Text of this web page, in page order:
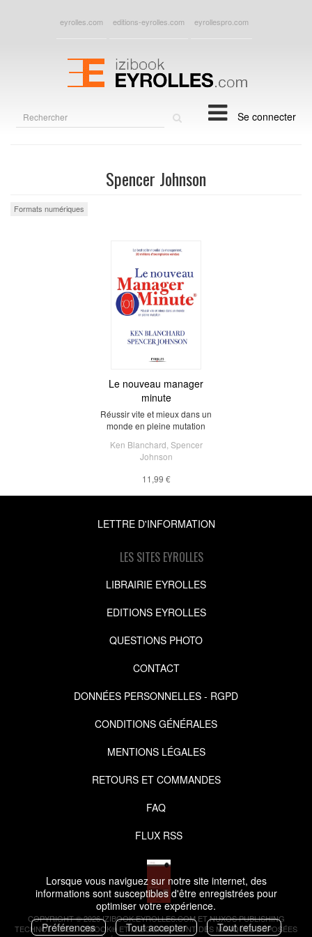
Lorsque vous naviguez sur notre site internet, des
informations sont susceptibles d'être enregistrées pour
optimiser votre expérience.
Préférences
Tout accepter Tout refuser
eyrolles.com editions-eyrolles.com eyrollespro.com
Se connecter
Spencer Johnson
Formats numériques
Le nouveau manager
minute
Réussir vite et mieux dans un
monde en pleine mutation
Ken Blanchard Spencer
Johnson
11,99 €
LETTRE D'INFORMATION
LES SITES EYROLLES
LIBRAIRIE EYROLLES
EDITIONS EYROLLES
QUESTIONS PHOTO
CONTACT
DONNÉES PERSONNELLES - RGPD
CONDITIONS GÉNÉRALES
MENTIONS LÉGALES
RETOURS ET COMMANDES
FAQ
FLUX RSS
COPYRIGHT © 2026 IZIBOOK.EYROLLES.COM ET NUXOS PUBLISHING
TECHNOLOGIES.IZIBOOK® ETIZIBOOKS®SONT DES MARQUES DÉPOSÉES